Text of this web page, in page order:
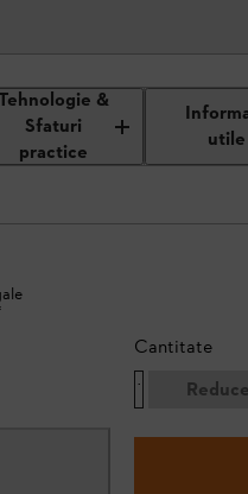
&
Sfaturi
practice
utile
Cantitate
Reduce